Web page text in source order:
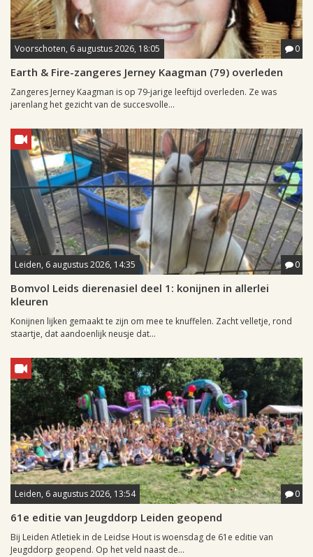
Voorschoten, 6 augustus 2026, 18:05 0
Earth & Fire-zangeres Jerney Kaagman (79) overleden
Zangeres Jerney Kaagman is op 79-jarige leeftijd overleden. Ze was
jarenlang het gezicht van de succesvolle...
Leiden, 6 augustus 2026, 14:35 0
Bomvol Leids dierenasiel deel 1: konijnen in allerlei
kleuren
Konijnen lijken gemaakt te zijn om mee te knuffelen. Zacht velletje, rond
staartje, dat aandoenlijk neusje dat...
Leiden, 6 augustus 2026, 13:54 0
61e editie van Jeugddorp Leiden geopend
Bij Leiden Atletiek in de Leidse Hout is woensdag de 61e editie van
Jeugddorp geopend. Op het veld naast de...